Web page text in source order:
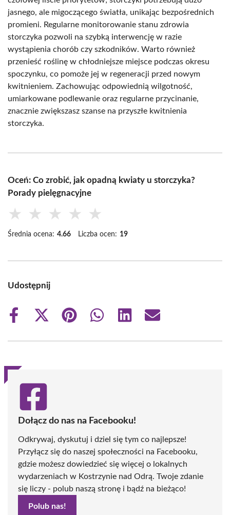
jasnego, ale migoczącego światła, unikając bezpośrednich
promieni. Regularne monitorowanie stanu zdrowia
storczyka pozwoli na szybką interwencję w razie
wystąpienia chorób czy szkodników. Warto również
przenieść roślinę w chłodniejsze miejsce podczas okresu
spoczynku, co pomoże jej w regeneracji przed nowym
kwitnieniem. Zachowując odpowiednią wilgotność,
umiarkowane podlewanie oraz regularne przycinanie,
znacznie zwiększasz szanse na przyszłe kwitnienia
storczyka.
Oceń: Co zrobić, jak opadną kwiaty u storczyka?
Porady pielęgnacyjne
★ ★ ★ ★ ★
Średnia ocena: 4.66 Liczba ocen: 19
Udostępnij
Share
Share
(Twitter)
Share
Share
Share
Share
Dołącz do nas na Facebooku!
Odkrywaj, dyskutuj i dziel się tym co najlepsze!
Przyłącz się do naszej społeczności na Facebooku,
gdzie możesz dowiedzieć się więcej o lokalnych
wydarzeniach w Kostrzynie nad Odrą. Twoje zdanie
się liczy - polub naszą stronę i bądź na bieżąco!
Polub nas!